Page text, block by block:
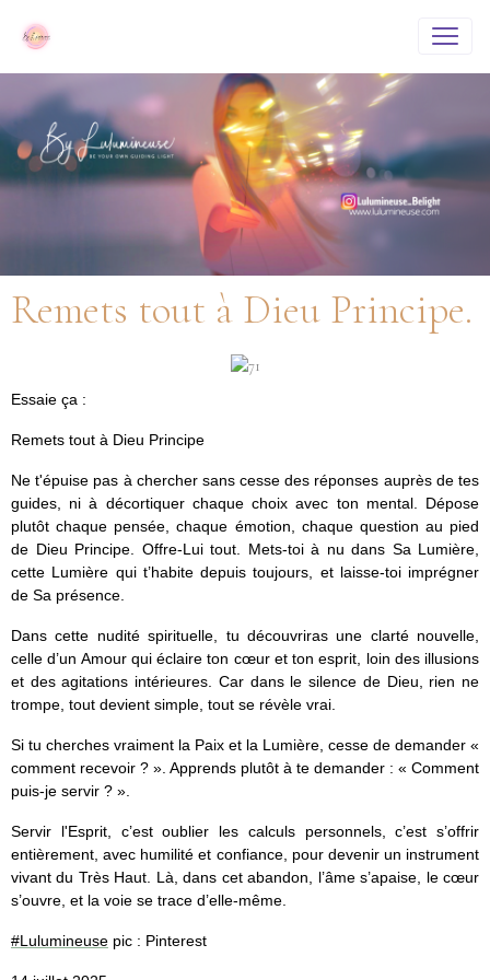
Remets tout à Dieu Principe.
Essaie ça :
Remets tout à Dieu Principe
Ne t'épuise pas à chercher sans cesse des réponses auprès de tes
guides, ni à décortiquer chaque choix avec ton mental. Dépose
plutôt chaque pensée, chaque émotion, chaque question au pied
de Dieu Principe. Offre-Lui tout. Mets-toi à nu dans Sa Lumière,
cette Lumière qui t’habite depuis toujours, et laisse-toi imprégner
de Sa présence.
Dans cette nudité spirituelle, tu découvriras une clarté nouvelle,
celle d’un Amour qui éclaire ton cœur et ton esprit, loin des illusions
et des agitations intérieures. Car dans le silence de Dieu, rien ne
trompe, tout devient simple, tout se révèle vrai.
Si tu cherches vraiment la Paix et la Lumière, cesse de demander «
comment recevoir ? ». Apprends plutôt à te demander : « Comment
puis-je servir ? ».
Servir l'Esprit, c’est oublier les calculs personnels, c’est s’offrir
entièrement, avec humilité et confiance, pour devenir un instrument
vivant du Très Haut. Là, dans cet abandon, l’âme s’apaise, le cœur
s’ouvre, et la voie se trace d’elle-même.
#Lulumineuse pic : Pinterest